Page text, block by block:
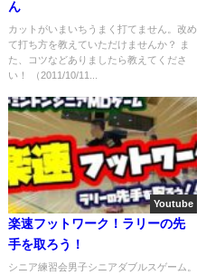
ん
カットがいまいちうまく打てません。改め
て打ち方を教えていただけませんか？ ま
た、コツなどありましたら教えてくださ
い！ （2011/10/11...
Youtube
楽速フットワーク！ラリーの先
手を取ろう！
シニア練習会男子シニアダブルスゲーム。